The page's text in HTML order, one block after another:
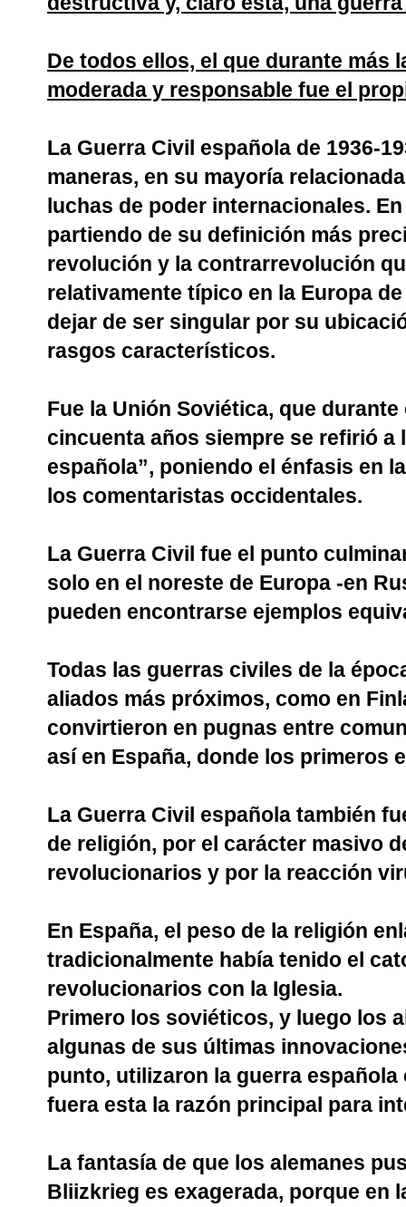
De todos ellos, el que durante más
moderada y responsable fue el
La Guerra Civil española de 1936-
maneras, en su mayoría
luchas de poder internacionales.
partiendo de su definición más
revolución y la contrarrevolución
relativamente típico en la Europa
dejar de ser singular por su
rasgos característicos.
Fue la Unión Soviética, que
cincuenta años siempre se refirió
española”, poniendo el énfasis en
los comentaristas occidentales.
La Guerra Civil fue el punto
solo en el noreste de Europa -en
pueden encontrarse ejemplos
Todas las guerras civiles de la
aliados más próximos, como en
convirtieron en pugnas entre
así en España, donde los primeros
La Guerra Civil española también
de religión, por el carácter masivo
revolucionarios y por la reacción
En España, el peso de la religión
tradicionalmente había tenido el
revolucionarios con la Iglesia.
Primero los soviéticos, y luego los
algunas de sus últimas
punto, utilizaron la guerra
fuera esta la razón principal para
La fantasía de que los alemanes
Bliizkrieg es exagerada, porque en